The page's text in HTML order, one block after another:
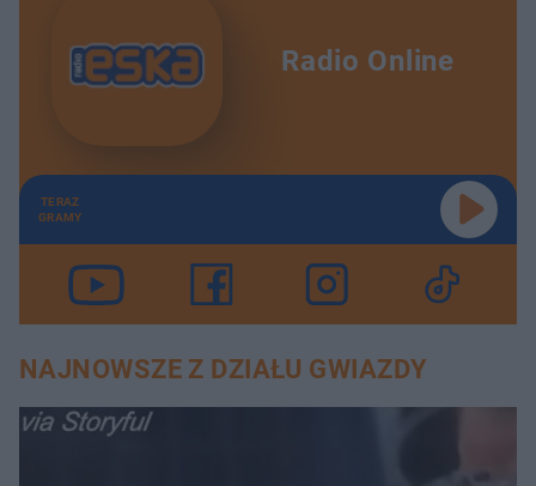
Radio Online
TERAZ
GRAMY
NAJNOWSZE Z DZIAŁU GWIAZDY